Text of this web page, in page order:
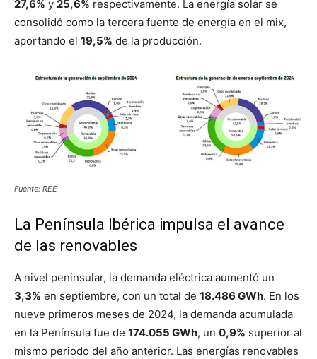
27,6% y 25,6% respectivamente. La energía solar se
consolidó como la tercera fuente de energía en el mix,
aportando el 19,5% de la producción.
Fuente: REE
La Península Ibérica impulsa el avance
de las renovables
A nivel peninsular, la demanda eléctrica aumentó un
3,3% en septiembre, con un total de 18.486 GWh. En los
nueve primeros meses de 2024, la demanda acumulada
en la Península fue de 174.055 GWh, un 0,9% superior al
mismo periodo del año anterior. Las energías renovables